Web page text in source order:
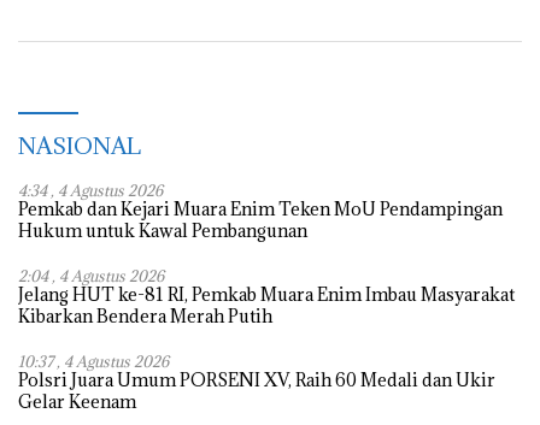
NASIONAL
4:34 , 4 Agustus 2026
Pemkab dan Kejari Muara Enim Teken MoU Pendampingan
Hukum untuk Kawal Pembangunan
2:04 , 4 Agustus 2026
Jelang HUT ke-81 RI, Pemkab Muara Enim Imbau Masyarakat
Kibarkan Bendera Merah Putih
10:37 , 4 Agustus 2026
Polsri Juara Umum PORSENI XV, Raih 60 Medali dan Ukir
Gelar Keenam